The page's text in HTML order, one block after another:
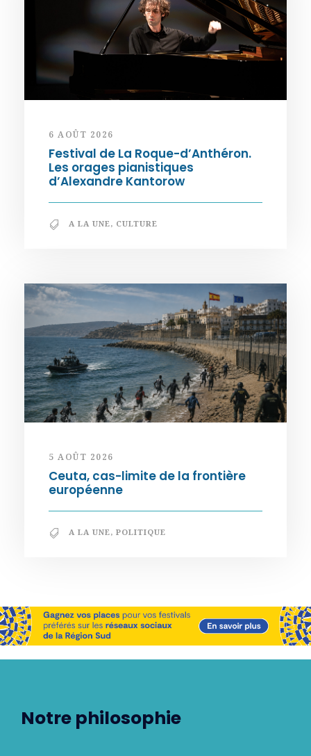
6 AOÛT 2026
Festival de La Roque-d’Anthéron.
Les orages pianistiques
d’Alexandre Kantorow
A LA UNE, CULTURE
5 AOÛT 2026
Ceuta, cas-limite de la frontière
européenne
A LA UNE, POLITIQUE
Notre philosophie